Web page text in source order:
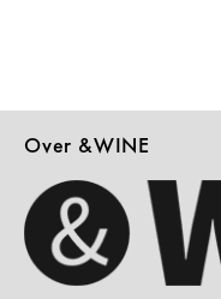
Over &WINE